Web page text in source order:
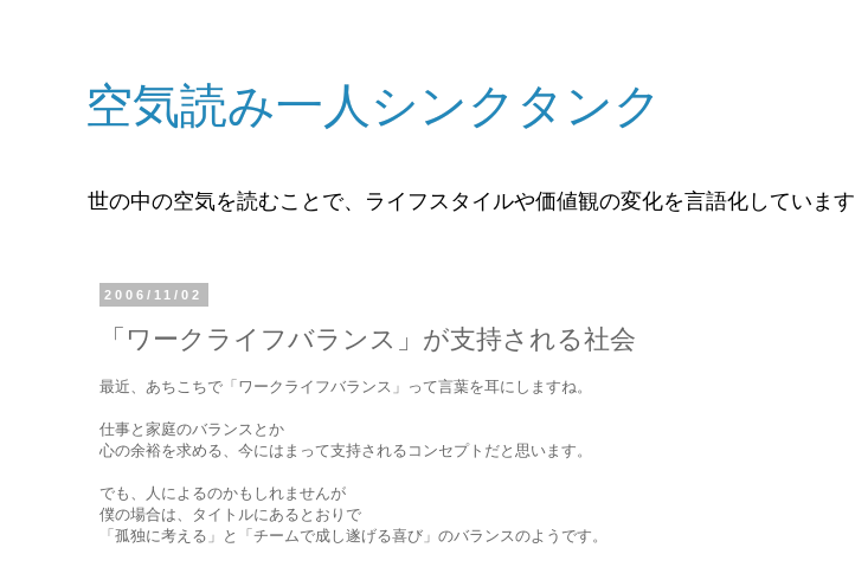
空気読み一人シンクタンク
世の中の空気を読むことで、ライフスタイルや価値観の変化を言語化しています
2006/11/02
「ワークライフバランス」が支持される社会
最近、あちこちで「ワークライフバランス」って言葉を耳にしますね。
仕事と家庭のバランスとか
心の余裕を求める、今にはまって支持されるコンセプトだと思います。
でも、人によるのかもしれませんが
僕の場合は、タイトルにあるとおりで
「孤独に考える」と「チームで成し遂げる喜び」のバランスのようです。